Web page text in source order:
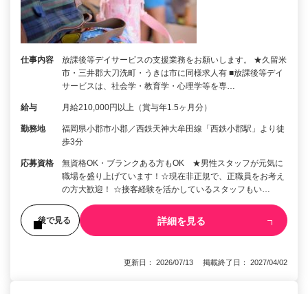
仕事内容
放課後等デイサービスの支援業務をお願いします。 ★久留米
市・三井郡大刀洗町・うきは市に同様求人有 ■放課後等デイ
サービスは、社会学・教育学・心理学等を専…
給与 月給210,000円以上（賞与年1.5ヶ月分）
勤務地
福岡県小郡市小郡／西鉄天神大牟田線「西鉄小郡駅」より徒
歩3分
応募資格
無資格OK・ブランクある方もOK ★男性スタッフが元気に
職場を盛り上げています！☆現在非正規で、正職員をお考え
の方大歓迎！ ☆接客経験を活かしているスタッフもい…
後で見る 詳細を見る
更新日： 2026/07/13 掲載終了日： 2027/04/02